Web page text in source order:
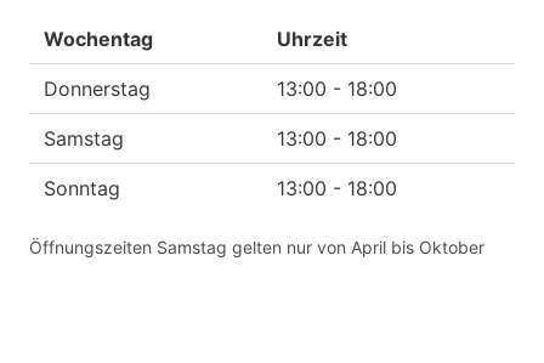
Wochentag Uhrzeit
Donnerstag 13:00 - 18:00
Samstag 13:00 - 18:00
Sonntag 13:00 - 18:00
Öffnungszeiten Samstag gelten nur von April bis Oktober